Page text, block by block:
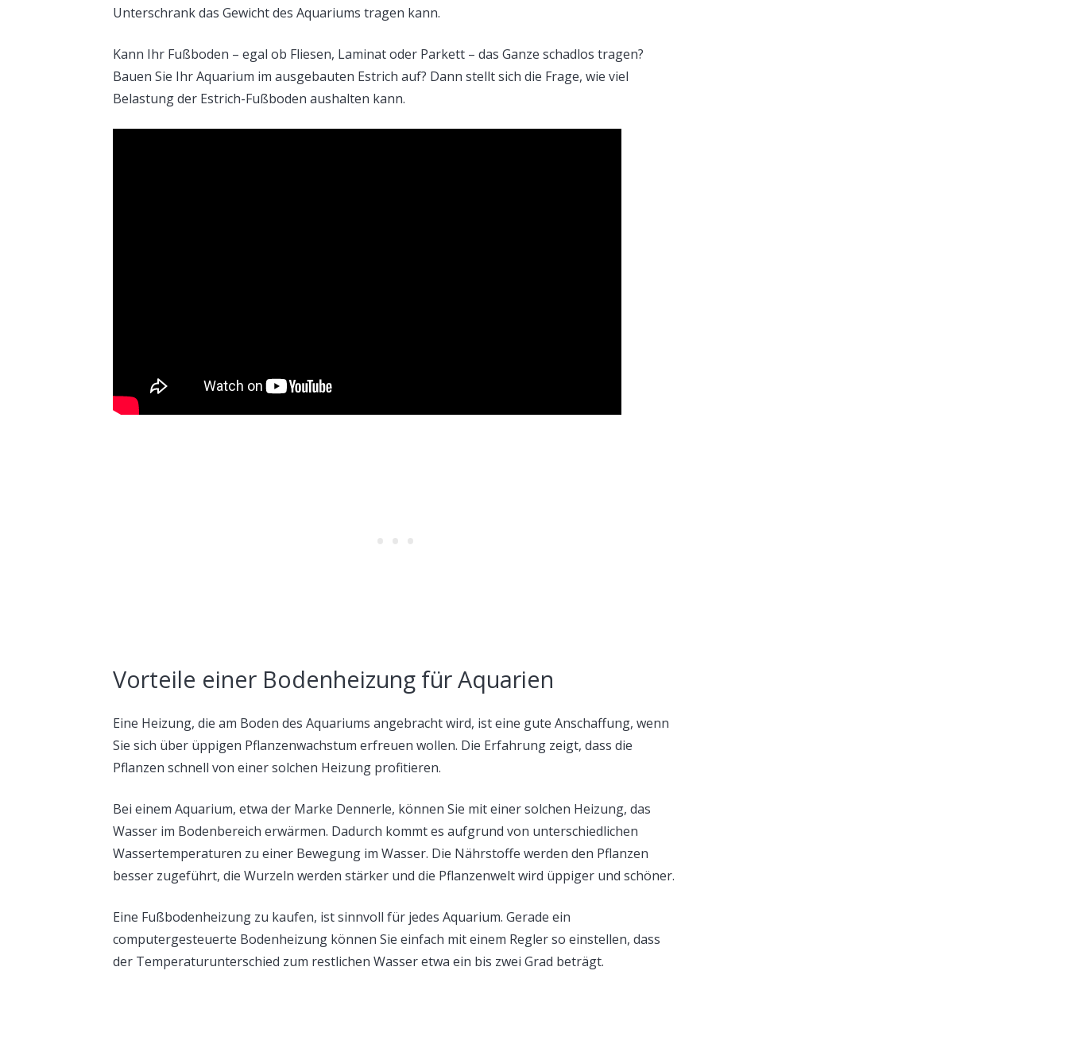
Unterschrank das Gewicht des Aquariums tragen kann.
Kann Ihr Fußboden – egal ob Fliesen, Laminat oder Parkett – das Ganze schadlos tragen?
Bauen Sie Ihr Aquarium im ausgebauten Estrich auf? Dann stellt sich die Frage, wie viel
Belastung der Estrich-Fußboden aushalten kann.
Vorteile einer Bodenheizung für Aquarien
Eine Heizung, die am Boden des Aquariums angebracht wird, ist eine gute Anschaffung, wenn
Sie sich über üppigen Pflanzenwachstum erfreuen wollen. Die Erfahrung zeigt, dass die
Pflanzen schnell von einer solchen Heizung profitieren.
Bei einem Aquarium, etwa der Marke Dennerle, können Sie mit einer solchen Heizung, das
Wasser im Bodenbereich erwärmen. Dadurch kommt es aufgrund von unterschiedlichen
Wassertemperaturen zu einer Bewegung im Wasser. Die Nährstoffe werden den Pflanzen
besser zugeführt, die Wurzeln werden stärker und die Pflanzenwelt wird üppiger und schöner.
Eine Fußbodenheizung zu kaufen, ist sinnvoll für jedes Aquarium. Gerade ein
computergesteuerte Bodenheizung können Sie einfach mit einem Regler so einstellen, dass
der Temperaturunterschied zum restlichen Wasser etwa ein bis zwei Grad beträgt.